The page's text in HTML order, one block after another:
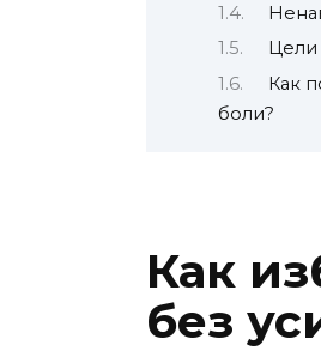
Цели
Как
боли?
Как
без